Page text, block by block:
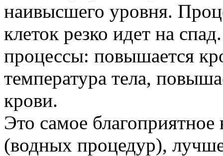
наивысшего уровня.
клеток резко идет на
процессы: повышается
температура тела,
крови.
Это самое
(водных процедур),